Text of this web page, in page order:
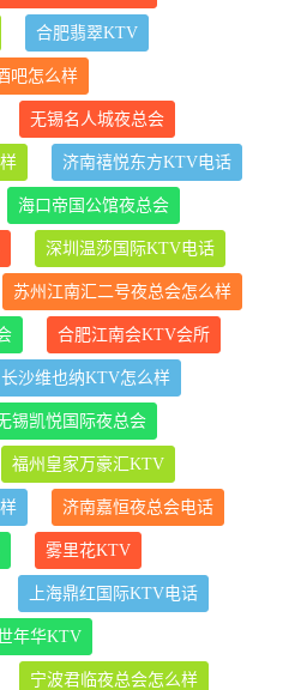
合肥翡翠KTV
吧怎么样
无锡名人城夜总会
济南禧悦东方KTV电话
海口帝国公馆夜总会
深圳温莎国际KTV电话
苏州江南汇二号夜总会怎么样
合肥江南会KTV会所
长沙维也纳KTV怎么样
锡凯悦国际夜总会
福州皇家万豪汇KTV
济南嘉恒夜总会电话
雾里花KTV
上海鼎红国际KTV电话
年华KTV
宁波君临夜总会怎么样